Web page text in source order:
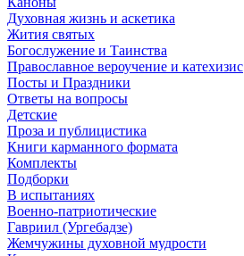
Духовная жизнь и аскетика
Жития святых
Богослужение и Таинства
Православное вероучение и катехизис
Посты и Праздники
Ответы на вопросы
Детские
Проза и публицистика
Книги карманного формата
Комплекты
Подборки
В испытаниях
Военно-патриотические
Гавриил (Ургебадзе)
Жемчужины духовной мудрости